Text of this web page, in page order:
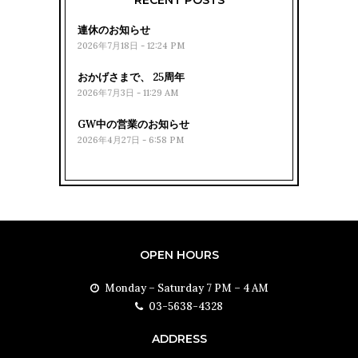
連休のお知らせ
2026年7月18日 - 12:24 PM
おかげさまで、 25周年
2026年7月3日 - 11:29 AM
GW中の営業のお知らせ
2026年4月27日 - 6:58 PM
OPEN HOURS
Monday – Saturday 7 PM – 4 AM
03-5638-4328
ADDRESS